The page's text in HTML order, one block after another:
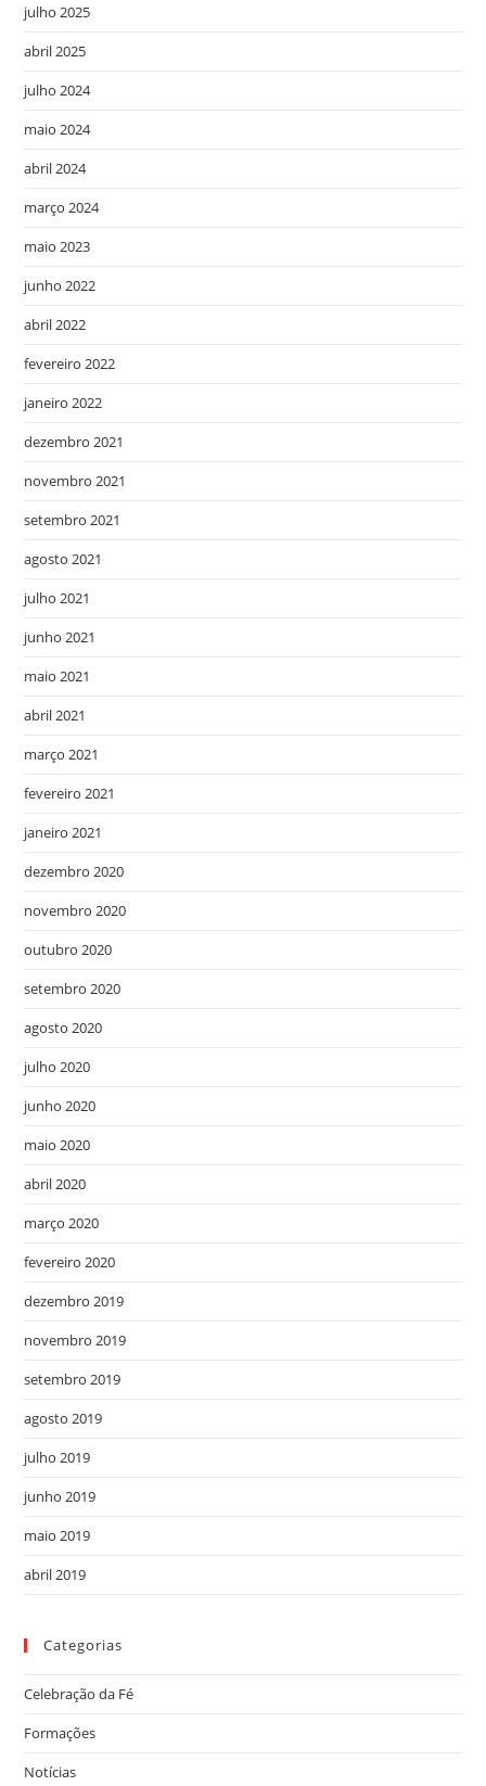
julho 2025
abril 2025
julho 2024
maio 2024
abril 2024
março 2024
maio 2023
junho 2022
abril 2022
fevereiro 2022
janeiro 2022
dezembro 2021
novembro 2021
setembro 2021
agosto 2021
julho 2021
junho 2021
maio 2021
abril 2021
março 2021
fevereiro 2021
janeiro 2021
dezembro 2020
novembro 2020
outubro 2020
setembro 2020
agosto 2020
julho 2020
junho 2020
maio 2020
abril 2020
março 2020
fevereiro 2020
dezembro 2019
novembro 2019
setembro 2019
agosto 2019
julho 2019
junho 2019
maio 2019
abril 2019
Categorias
Celebração da Fé
Formações
Notícias